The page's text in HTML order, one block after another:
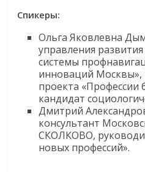
Спикеры:
Ольга Яковлевна
управления
системы
инноваций Москвы»,
проекта
кандидат
Дмитрий
консультант
СКОЛКОВО,
новых профессий».